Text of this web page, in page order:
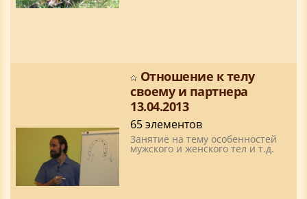
Отношение к телу
своему и партнера
13.04.2013
65 элементов
Занятие на тему особенностей
мужского и женского тел и т.д.